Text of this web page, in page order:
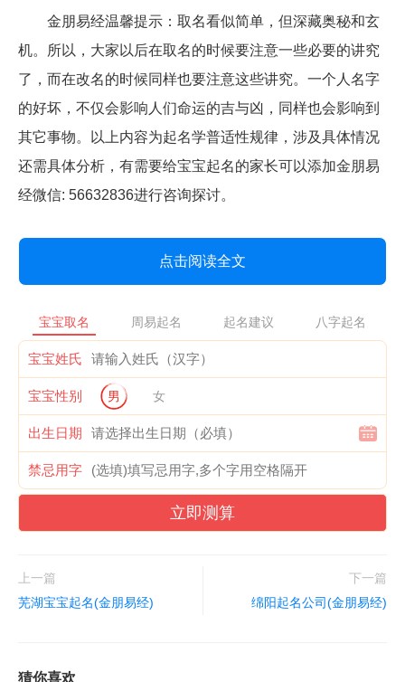
金朋易经温馨提示：取名看似简单，但深藏奥秘和玄
机。所以，大家以后在取名的时候要注意一些必要的讲究
了，而在改名的时候同样也要注意这些讲究。一个人名字
的好坏，不仅会影响人们命运的吉与凶，同样也会影响到
其它事物。以上内容为起名学普适性规律，涉及具体情况
还需具体分析，有需要给宝宝起名的家长可以添加金朋易
经微信: 56632836进行咨询探讨。
点击阅读全文
宝宝取名 周易起名 起名建议 八字起名
宝宝姓氏
宝宝性别 男 女
出生日期
禁忌用字
立即测算
上一篇
芜湖宝宝起名(金朋易经)
下一篇
绵阳起名公司(金朋易经)
猜你喜欢